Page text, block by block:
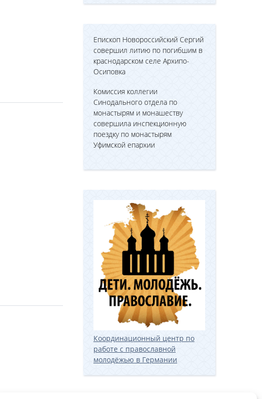
Епископ Новороссийский Сергий
совершил литию по погибшим в
краснодарском селе Архипо-
Осиповка
Комиссия коллегии
Синодального отдела по
монастырям и монашеству
совершила инспекционную
поездку по монастырям
Уфимской епархии
Координационный центр по
работе с православной
молодёжью в Германии